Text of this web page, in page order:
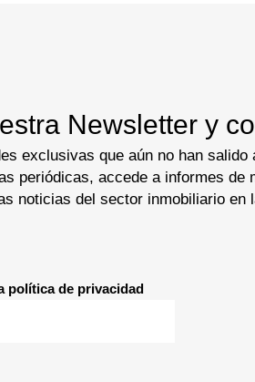
Newsletter y
exclusivas que aún no han salido
periódicas, accede a informes de
noticias del sector inmobiliario en
política de privacidad